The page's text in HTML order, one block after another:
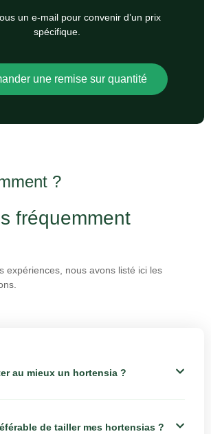
un e-mail pour convenir d’un prix
spécifique.
une remise sur quantité
?
fréquemment
expériences, nous avons listé ici les
au mieux un hortensia ?
de tailler mes hortensias ?